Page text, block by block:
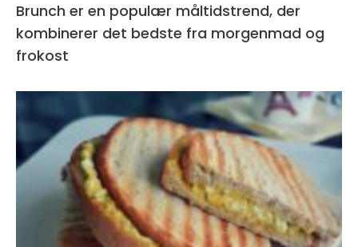
Brunch er en populær måltidstrend, der
kombinerer det bedste fra morgenmad og
frokost